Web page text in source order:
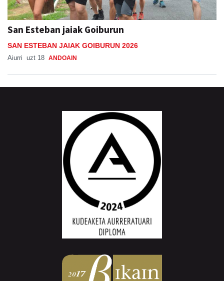
San Esteban jaiak Goiburun
SAN ESTEBAN JAIAK GOIBURUN 2026
Aiurri uzt 18 ANDOAIN